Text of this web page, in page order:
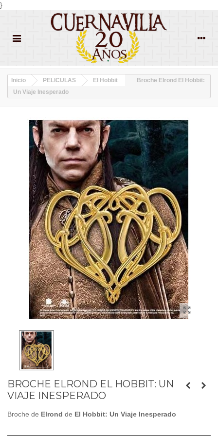
}
Inicio PELICULAS El Hobbit
Broche Elrond El Hobbit:
Un Viaje Inesperado
BROCHE ELROND EL HOBBIT: UN
VIAJE INESPERADO
Broche de Elrond de El Hobbit: Un Viaje Inesperado